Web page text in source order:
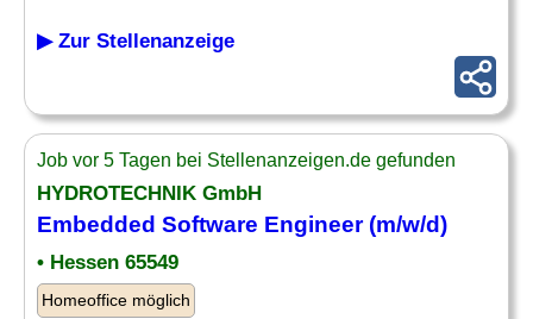
▶ Zur Stellenanzeige
Job vor 5 Tagen bei Stellenanzeigen.de gefunden
HYDROTECHNIK GmbH
Embedded Software Engineer (m/w/d)
• Hessen 65549
Homeoffice möglich